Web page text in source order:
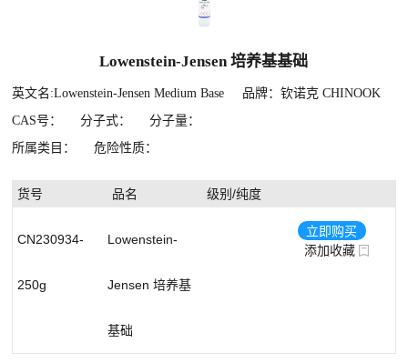
毕赤酵母蛋白表达
裂殖酵母培养
酵母衍生实验
酵母表面展示
糖类
其他生化试剂
无机盐
表面活性剂
天然产物
Lowenstein-Jensen 培养基基础
英文名:Lowenstein-Jensen Medium Base
品牌：钦诺克 CHINOOK
CAS号：
分子式：
分子量：
所属类目：
危险性质：
货号 品名 级别/纯度
CN230934-
250g
Lowenstein-
Jensen 培养基
基础
立即购买
添加收藏